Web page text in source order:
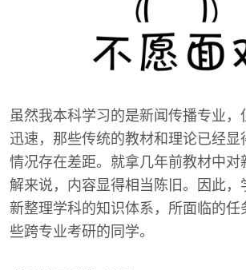
虽然我本科学习的是新闻传播专业，
迅速，那些传统的教材和理论已经显
情况存在差距。就拿几年前教材中对
解来说，内容显得相当陈旧。因此，
新整理学科的知识体系，所面临的任
些跨专业考研的同学。